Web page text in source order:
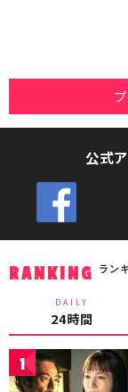
公式
RANKING ラン
DAILY
24時間
1